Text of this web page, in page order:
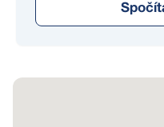
se nachází Brdské lesy i